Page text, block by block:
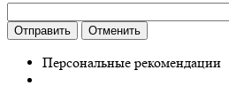
Отправить Отменить
Персональные рекомендации